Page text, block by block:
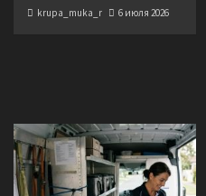
krupa_muka_r 6 июля 2026